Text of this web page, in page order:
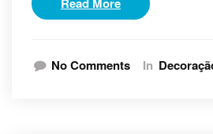
No Comments In